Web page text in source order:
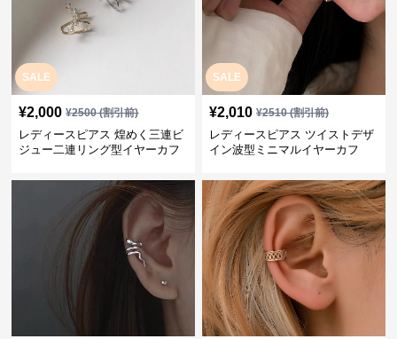
SALE
¥2,000 ¥2500(割引前)
レディースピアス 煌めく三連ビ
ジュー二連リング型イヤーカフ
SALE
¥2,010 ¥2510(割引前)
レディースピアス ツイストデザ
イン波型ミニマルイヤーカフ